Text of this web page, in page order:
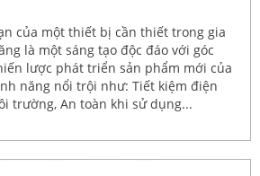
của một thiết bị cần thiết trong gia
là một sáng tạo độc đáo với góc
lược phát triển sản phẩm mới của
năng nổi trội như: Tiết kiệm điện
trường, An toàn khi sử dụng...